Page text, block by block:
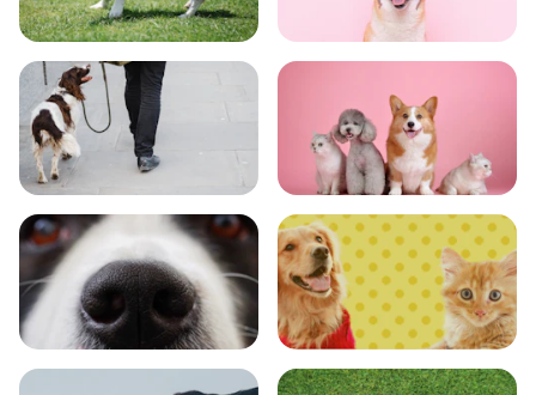
トレーニング グッズ
おでかけ 図鑑
エンタメ クイズ